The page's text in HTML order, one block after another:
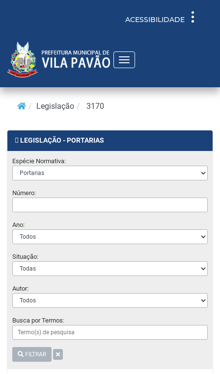
Toggle
ACESSIBILIDADE
Toggle
navigation
Legislação 3170
LEGISLAÇÃO - PORTARIAS
Espécie Normativa:
Número:
Ano:
Situação:
Autor:
Busca por Termos:
FILTRAR